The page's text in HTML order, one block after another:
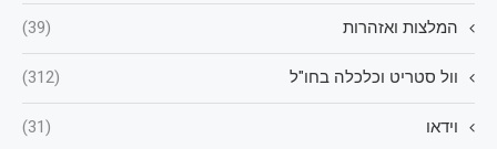
המלצות ואזהרות (39)
וול סטריט וכלכלה בחו"ל (312)
וידאו (31)